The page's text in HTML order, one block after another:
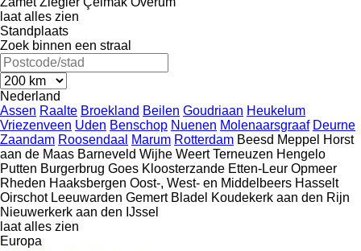
laat alles zien
Standplaats
Zoek binnen een straal
Nederland
Assen Raalte Broekland Beilen Goudriaan Heukelum
Vriezenveen Uden Benschop Nuenen Molenaarsgraaf Deurne
Zaandam Roosendaal Marum Rotterdam Beesd Meppel Horst
aan de Maas Barneveld Wijhe Weert Terneuzen Hengelo
Putten Burgerbrug Goes Kloosterzande Etten-Leur Opmeer
Rheden Haaksbergen Oost-, West- en Middelbeers Hasselt
Oirschot Leeuwarden Gemert Bladel Koudekerk aan den Rijn
Nieuwerkerk aan den IJssel
laat alles zien
Europa